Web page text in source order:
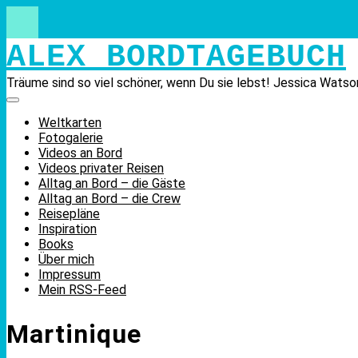
Skip
content
ALEX BORDTAGEBUCH
Träume sind so viel schöner, wenn Du sie lebst! Jessica
Weltkarten
Fotogalerie
Videos an Bord
Videos privater Reisen
Alltag an Bord – die Gäste
Alltag an Bord – die Crew
Reisepläne
Inspiration
Books
Über mich
Impressum
Mein RSS-Feed
Martinique